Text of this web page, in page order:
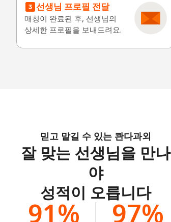
선생님 프로필 전달
매칭이 완료된 후, 선생님의
상세한 프로필을 보내드려요.
믿고 맡길 수 있는 콴다과외
잘 맞는 선생님을 만나
야
성적이 오릅니다
91% 97%